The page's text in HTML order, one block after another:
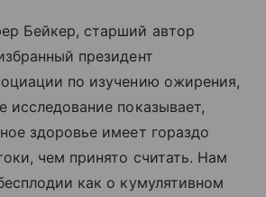
Бейкер, старший автор
президент
по изучению ожирения,
исследование показывает,
здоровье имеет гораздо
чем принято считать. Нам
как о кумулятивном